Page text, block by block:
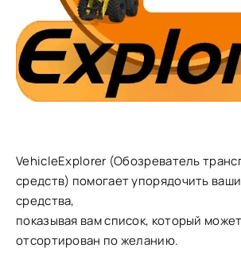
VehicleExplorer (Обозреватель
средств) помогает упорядочить
средства,
показывая вам список, который
отсортирован по желанию.